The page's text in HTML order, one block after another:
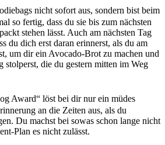
nicht sofort aus, sondern bist beim
so fertig, dass du sie bis zum nächsten
stehen lässt. Auch am nächsten Tag
du dich erst daran erinnerst, als du am
um dir ein Avocado-Brot zu machen und
stolperst, die du gestern mitten im Weg
Award“ löst bei dir nur ein müdes
an die Zeiten aus, als du
Du machst bei sowas schon lange nicht
Plan es nicht zulässt.